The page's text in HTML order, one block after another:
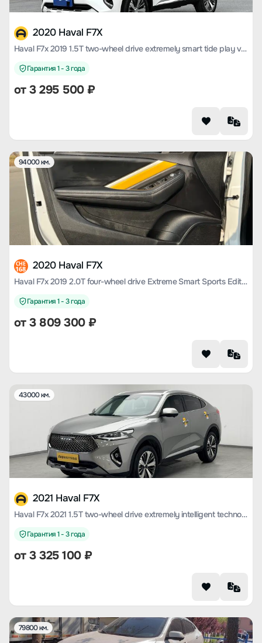
2020 Haval F7X
Haval F7x 2019 1.5T two-wheel drive extremely smart tide play version
Гарантия 1 - 3 года
от3 295 500₽
94000 км.
CHE
168 2020 Haval F7X
Haval F7x 2019 2.0T four-wheel drive Extreme Smart Sports Edition
Гарантия 1 - 3 года
от3 809 300₽
43000 км.
2021 Haval F7X
Haval F7x 2021 1.5T two-wheel drive extremely intelligent technology version
Гарантия 1 - 3 года
от3 325 100₽
79800 км.